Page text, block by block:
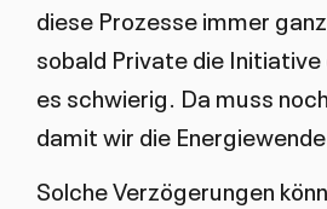
diese Prozesse immer
sobald Private die
es schwierig. Da muss
damit wir die
Solche Verzögerungen